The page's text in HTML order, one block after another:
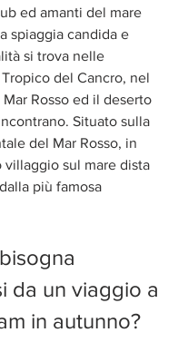
ed amanti del mare
spiaggia candida e
si trova nelle
del Cancro, nel
Rosso ed il deserto
Situato sulla
del Mar Rosso, in
villaggio sul mare dista
più famosa
da un viaggio a
in autunno?